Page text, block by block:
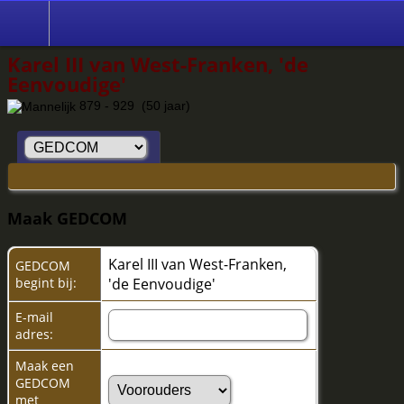
Karel III van West-Franken, 'de
Eenvoudige'
879 - 929 (50 jaar)
Maak GEDCOM
GEDCOM
begint bij:
Karel III van West-Franken,
'de Eenvoudige'
E-mail
adres:
Maak een
GEDCOM
met